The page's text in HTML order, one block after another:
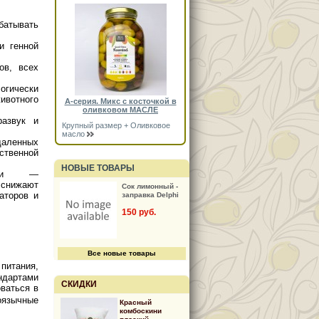
генной
всех
и
—
и
в
А-серия. Микс с косточкой в
оливковом МАСЛЕ
Крупный размер + Оливковое
масло
НОВЫЕ ТОВАРЫ
Сок лимонный -
заправка Delphi
150 руб.
Все новые товары
СКИДКИ
Красный
комбоскини